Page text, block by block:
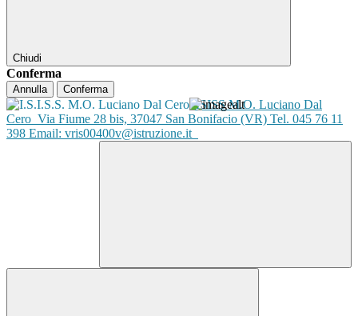
Chiudi
Conferma
Annulla Conferma
ISISS M.O. Luciano Dal
Cero Via Fiume 28 bis, 37047 San Bonifacio (VR) Tel. 045 76 11
398 Email: vris00400v@istruzione.it